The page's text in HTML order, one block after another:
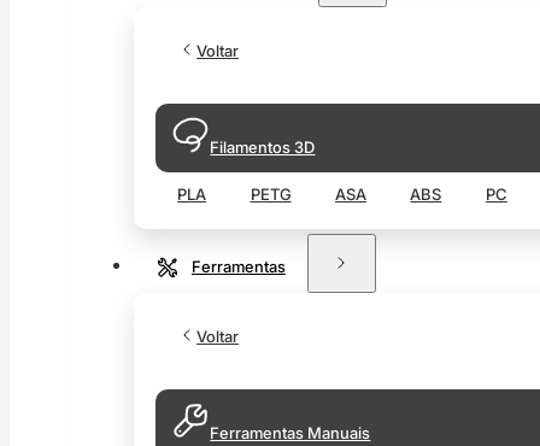
Voltar
Filamentos 3D
PLA PETG ASA ABS PC
Ferramentas
Voltar
Ferramentas Manuais